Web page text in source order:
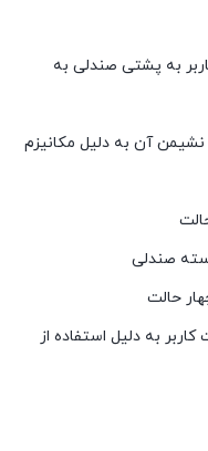
به پشتی صندلی به
آن به دلیل مکانیزم
صندلی
حالت
به دلیل استفاده از